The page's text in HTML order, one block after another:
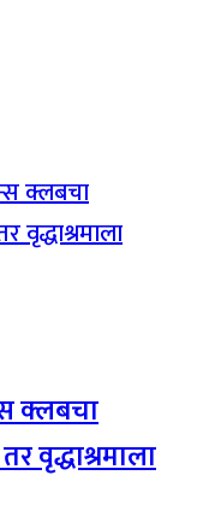
क्लबचा
वृद्धाश्रमाला